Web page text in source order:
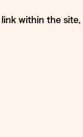
within the site,